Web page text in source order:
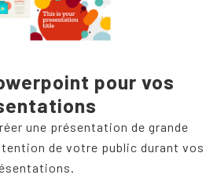
pour vos
une présentation de grande
de votre public durant vos